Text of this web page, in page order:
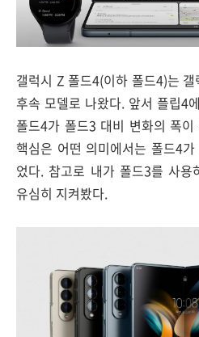
갤럭시 Z 폴드4(이하 폴드4)는
후속 모델로 나왔다. 앞서 플립4
폴드4가 폴드3 대비 변화의 폭
핵심은 어떤 의미에서는 폴드4
었다. 참고로 내가 폴드3를 사
유심히 지켜봤다.